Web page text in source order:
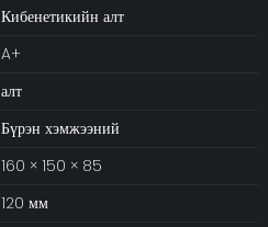
Кибенетикийн алт
A+
алт
Бүрэн хэмжээний
160 × 150 × 85
120 мм